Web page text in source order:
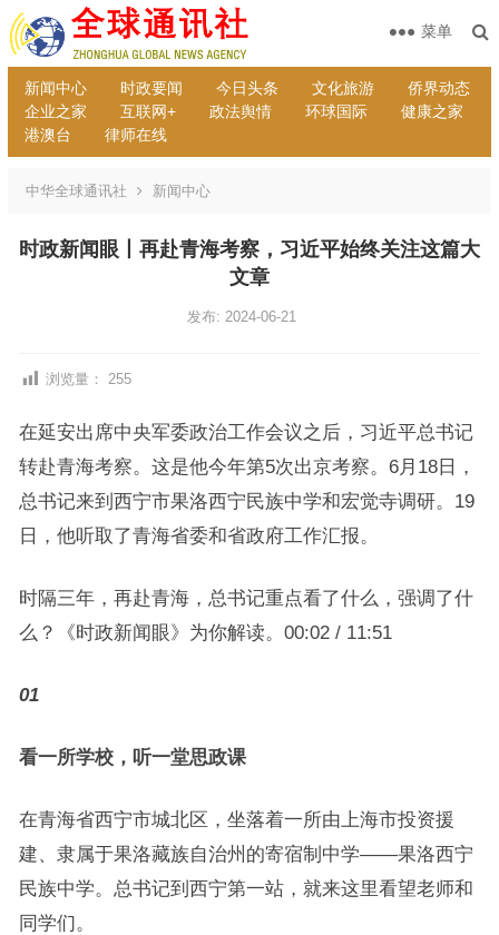
新闻中心 时政要闻 今日头条 文化旅游
侨界动态
企业之家
互联网+ 政法舆情 环球国际
健康之家
港澳台
律师在线
菜单
中华全球通讯社 新闻中心
时政新闻眼丨再赴青海考察，习近平始终关注这篇大
文章
发布: 2024-06-21
浏览量： 255
在延安出席中央军委政治工作会议之后，习近平总书记
转赴青海考察。这是他今年第5次出京考察。6月18日，
总书记来到西宁市果洛西宁民族中学和宏觉寺调研。19
日，他听取了青海省委和省政府工作汇报。
时隔三年，再赴青海，总书记重点看了什么，强调了什
么？《时政新闻眼》为你解读。00:02 / 11:51
01
看一所学校，听一堂思政课
在青海省西宁市城北区，坐落着一所由上海市投资援
建、隶属于果洛藏族自治州的寄宿制中学——果洛西宁
民族中学。总书记到西宁第一站，就来这里看望老师和
同学们。